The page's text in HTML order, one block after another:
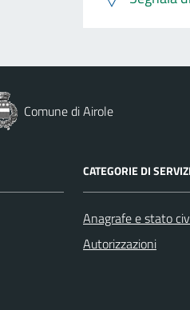
Comune di Airole
CATEGORIE DI
Anagrafe e stato
Autorizzazioni